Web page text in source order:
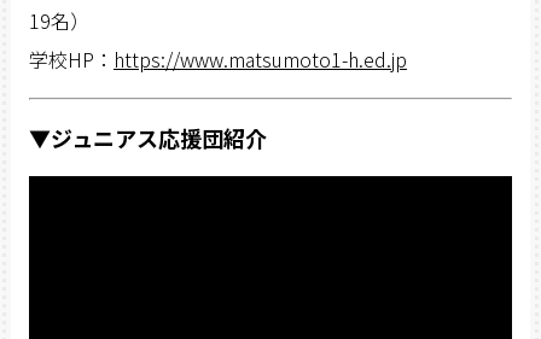
19名）
学校HP： https://www.matsumoto1-h.ed.jp
▼ジュニアス応援団紹介